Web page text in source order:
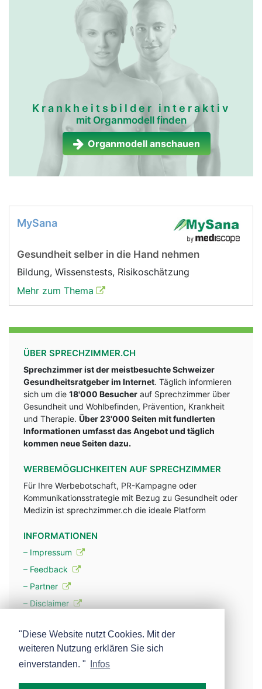
Krankheitsbilder interaktiv
mit Organmodell finden
Organmodell anschauen
MySana
Gesundheit selber in die Hand nehmen
Bildung, Wissenstests, Risikoschätzung
Mehr zum Thema
ÜBER SPRECHZIMMER.CH
Sprechzimmer ist der meistbesuchte Schweizer
Gesundheitsratgeber im Internet. Täglich informieren
sich um die 18'000 Besucher auf Sprechzimmer über
Gesundheit und Wohlbefinden, Prävention, Krankheit
und Therapie. Über 23'000 Seiten mit fundlerten
Informationen umfasst das Angebot und täglich
kommen neue Seiten dazu.
WERBEMÖGLICHKEITEN AUF SPRECHZIMMER
Für Ihre Werbebotschaft, PR-Kampagne oder
Kommunikationsstrategie mit Bezug zu Gesundheit oder
Medizin ist sprechzimmer.ch die ideale Platform
INFORMATIONEN
– Impressum
– Feedback
– Partner
– Disclaimer
– Werbung
– Mehr über unsere Experten
"Diese Website nutzt Cookies. Mit der
weiteren Nutzung erklären Sie sich
einverstanden. "
Infos